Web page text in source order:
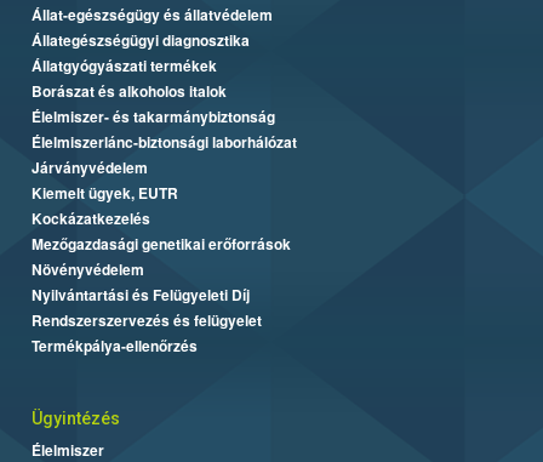
Állat-egészségügy és állatvédelem
Állategészségügyi diagnosztika
Állatgyógyászati termékek
Borászat és alkoholos italok
Élelmiszer- és takarmánybiztonság
Élelmiszerlánc-biztonsági laborhálózat
Járványvédelem
Kiemelt ügyek, EUTR
Kockázatkezelés
Mezőgazdasági genetikai erőforrások
Növényvédelem
Nyilvántartási és Felügyeleti Díj
Rendszerszervezés és felügyelet
Termékpálya-ellenőrzés
Ügyintézés
Élelmiszer